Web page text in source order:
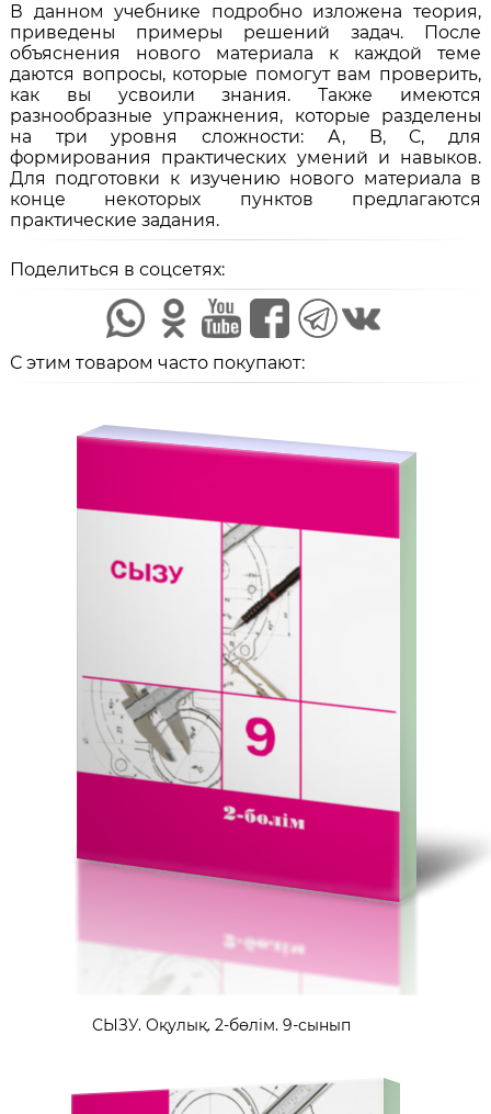
В данном учебнике подробно изложена теория,
приведены примеры решений задач. После
объяснения нового материала к каждой теме
даются вопросы, которые помогут вам проверить,
как вы усвоили знания. Также имеются
разнообразные упражнения, которые разделены
на три уровня сложности: А, B, C, для
формирования практических умений и навыков.
Для подготовки к изучению нового материала в
конце некоторых пунктов предлагаются
практические задания.
Поделиться в соцсетях:
С этим товаром часто покупают:
СЫЗУ. Оқулық. 2-бөлім. 9-сынып